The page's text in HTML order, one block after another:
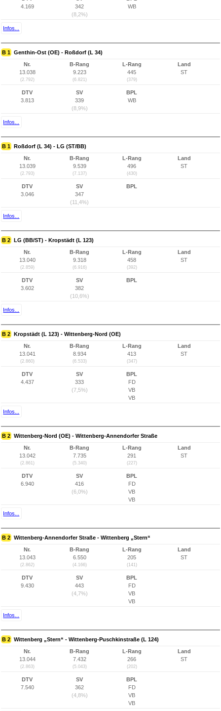
4.169
342
(8,2%)
WB
Infos...
B 1 Genthin-Ost (OE) - Roßdorf (L 34)
Nr.
13.038
(2.792)
B-Rang
9.223
(6.821)
L-Rang
445
(379)
Land
ST
DTV
3.813
SV
339
(8,9%)
BPL
WB
Infos...
B 1 Roßdorf (L 34) - LG (ST/BB)
Nr.
13.039
(2.793)
B-Rang
9.539
(7.137)
L-Rang
496
(430)
Land
ST
DTV
3.046
SV
347
(11,4%)
BPL
Infos...
B 2 LG (BB/ST) - Kropstädt (L 123)
Nr.
13.040
(2.859)
B-Rang
9.318
(6.916)
L-Rang
458
(392)
Land
ST
DTV
3.602
SV
382
(10,6%)
BPL
Infos...
B 2 Kropstädt (L 123) - Wittenberg-Nord (OE)
Nr.
13.041
(2.860)
B-Rang
8.934
(6.533)
L-Rang
413
(347)
Land
ST
DTV
4.437
SV
333
(7,5%)
BPL
FD
VB
VB
Infos...
B 2 Wittenberg-Nord (OE) - Wittenberg-Annendorfer Straße
Nr.
13.042
(2.861)
B-Rang
7.735
(5.340)
L-Rang
291
(227)
Land
ST
DTV
6.940
SV
416
(6,0%)
BPL
FD
VB
VB
Infos...
B 2 Wittenberg-Annendorfer Straße - Wittenberg „Stern“
Nr.
13.043
(2.862)
B-Rang
6.550
(4.166)
L-Rang
205
(141)
Land
ST
DTV
9.430
SV
443
(4,7%)
BPL
FD
VB
VB
Infos...
B 2 Wittenberg „Stern“ - Wittenberg-Puschkinstraße (L 124)
Nr.
13.044
(2.863)
B-Rang
7.432
(5.043)
L-Rang
266
(202)
Land
ST
DTV
7.540
SV
362
(4,8%)
BPL
FD
VB
VB